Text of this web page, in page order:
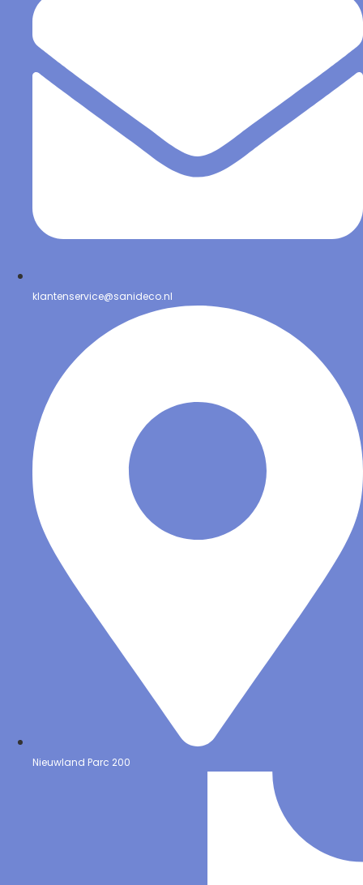
klantenservice@sanideco.nl
Nieuwland Parc 200